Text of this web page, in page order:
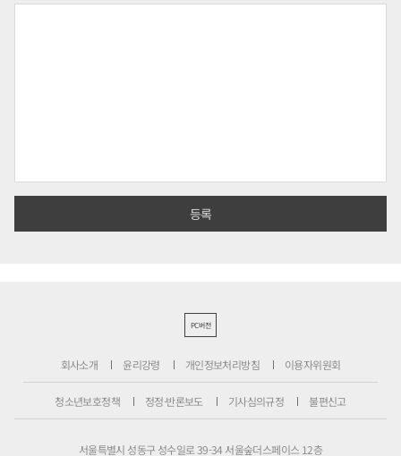
PC버전
회사소개 윤리강령 개인정보처리방침 이용자위원회
청소년보호정책 정정·반론보도 기사심의규정 불편신고
서울특별시 성동구 성수일로 39-34 서울숲더스페이스 12층